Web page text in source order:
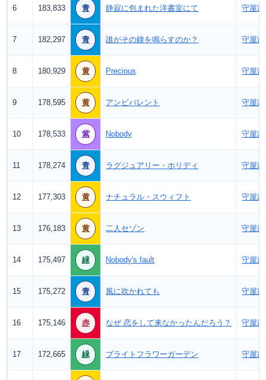
6 183,833 青 静寂に包まれた洋書室にて 守屋茜
7 182,297 青 誰がその鐘を鳴らすのか？ 守屋茜
8 180,929 黄 Precious 守屋茜
9 178,595 黄 アンビバレント 守屋茜
10 178,533 紫 Nobody 守屋茜
11 178,274 青 ラグジュアリー・ホリディ 守屋茜
12 177,303 黄 ナチュラル・スウィフト 守屋茜
13 176,183 黄 二人セゾン 守屋茜
14 175,497 緑 Nobody's fault 守屋茜
15 175,272 青 風に吹かれても 守屋茜
16 175,146 赤 なぜ 恋をして来なかったんだろう？ 守屋茜
17 172,665 緑 ブライトフラワーガーデン 守屋茜